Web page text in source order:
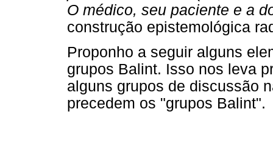
O médico, seu paciente e a
construção epistemológica
Proponho a seguir alguns
grupos Balint. Isso nos leva
alguns grupos de discussão
precedem os "grupos Balint".